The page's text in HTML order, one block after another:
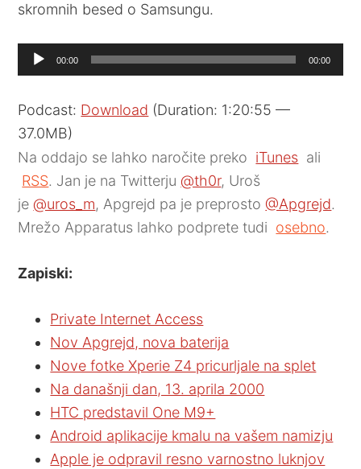
skromnih besed o Samsungu.
Audio
Player
00:00 00:00
Podcast: Download (Duration: 1:20:55 —
37.0MB)
Na oddajo se lahko naročite preko iTunes ali
RSS. Jan je na Twitterju@th0r, Uroš
je@uros_m, Apgrejd pa je preprosto@Apgrejd.
Mrežo Apparatus lahko podprete tudi osebno.
Zapiski:
Private Internet Access
Nov Apgrejd, nova baterija
Nove fotke Xperie Z4 pricurljale na splet
Na današnji dan, 13. aprila 2000
HTC predstavil One M9+
Android aplikacije kmalu na vašem namizju
Apple je odpravil resno varnostno luknjov